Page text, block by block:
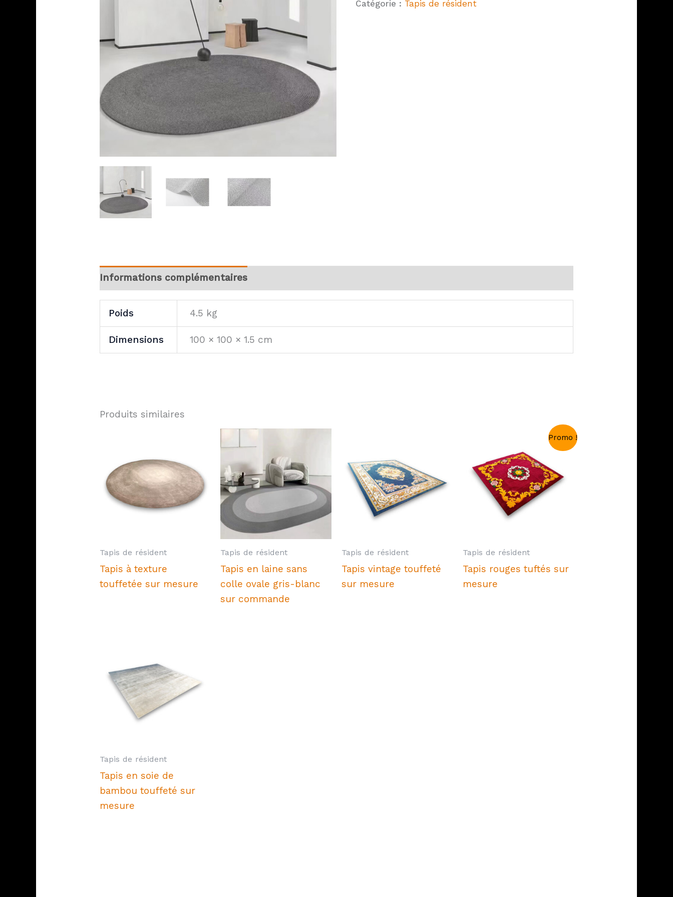
Catégorie : Tapis de résident
Informations complémentaires
Poids 4.5 kg
Dimensions 100 × 100 × 1.5 cm
Produits similaires
Tapis de résident
Tapis à texture
touffetée sur mesure
Tapis de résident
Tapis en laine sans
colle ovale gris-blanc
sur commande
Tapis de résident
Tapis vintage touffeté
sur mesure
Promo !
Tapis de résident
Tapis rouges tuftés sur
mesure
Tapis de résident
Tapis en soie de
bambou touffeté sur
mesure